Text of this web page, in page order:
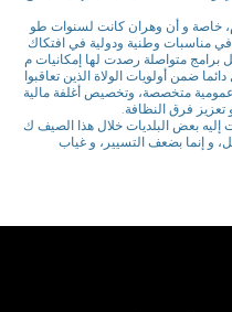
خاصة و أن وهران كانت لسنوات طو
مناسبات وطنية ودولية في افتكاك
برامج متواصلة رصدت لها إمكانيات م
ضمن أولويات الولاة الذين تعاقبوا
متخصصة، وتخصيص أغلفة مالية
تعزيز فرق النظافة.
إليه بعض البلديات خلال هذا الصيف ك
و إنما بضعف التسيير، و غياب